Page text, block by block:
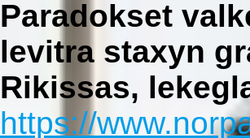
Paradokset
levitra staxyn
Rikissas,
https://